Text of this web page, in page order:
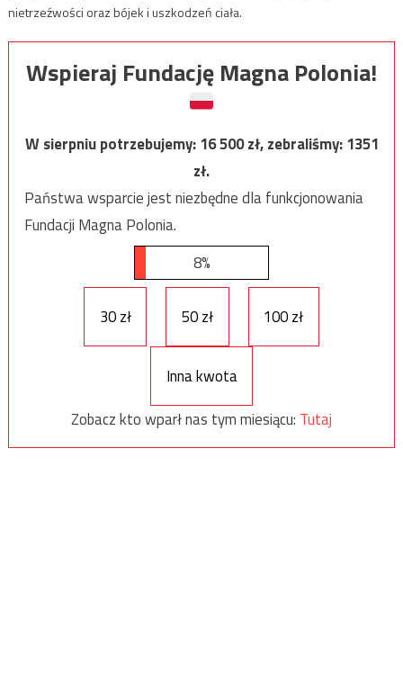
nietrzeźwości oraz bójek i uszkodzeń ciała.
Wspieraj Fundację Magna Polonia!
W sierpniu potrzebujemy:16 500zł, zebraliśmy:1351
zł.
Państwa wsparcie jest niezbędne dla funkcjonowania
Fundacji Magna Polonia.
8%
30 zł 50 zł 100 zł
Inna kwota
Zobacz kto wparł nas tym miesiącu: Tutaj